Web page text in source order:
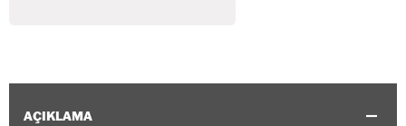
AÇIKLAMA